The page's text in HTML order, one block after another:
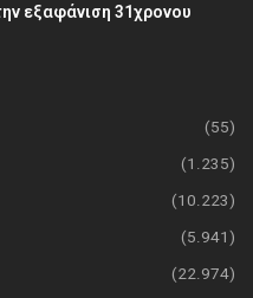
εξαφάνιση 31χρονου
(55)
(1.235)
(10.223)
(5.941)
(22.974)